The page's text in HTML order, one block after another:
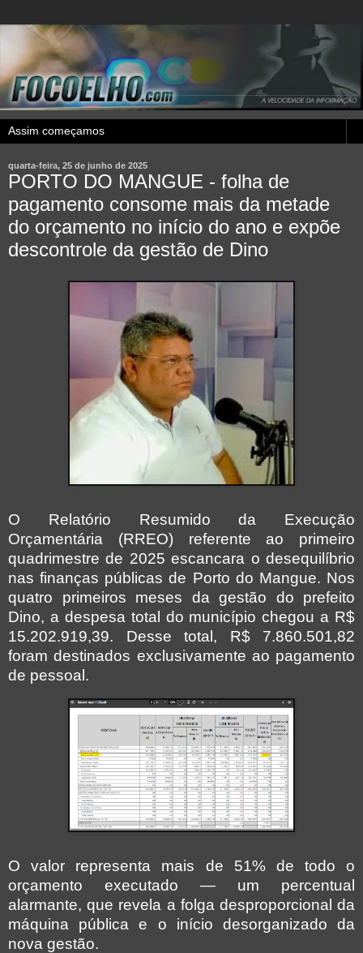
quarta-feira, 25 de junho de 2025
PORTO DO MANGUE - folha de
pagamento consome mais da metade
do orçamento no início do ano e expõe
descontrole da gestão de Dino
O Relatório Resumido da Execução
Orçamentária (RREO) referente ao primeiro
quadrimestre de 2025 escancara o desequilíbrio
nas finanças públicas de Porto do Mangue. Nos
quatro primeiros meses da gestão do prefeito
Dino, a despesa total do município chegou a R$
15.202.919,39. Desse total, R$ 7.860.501,82
foram destinados exclusivamente ao pagamento
de pessoal.
O valor representa mais de 51% de todo o
orçamento executado — um percentual
alarmante, que revela a folga desproporcional da
máquina pública e o início desorganizado da
nova gestão.